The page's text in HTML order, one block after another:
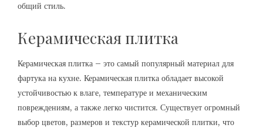
общий стиль.
Керамическая плитка
Керамическая плитка – это самый популярный материал для
фартука на кухне. Керамическая плитка обладает высокой
устойчивостью к влаге, температуре и механическим
повреждениям, а также легко чистится. Существует огромный
выбор цветов, размеров и текстур керамической плитки, что